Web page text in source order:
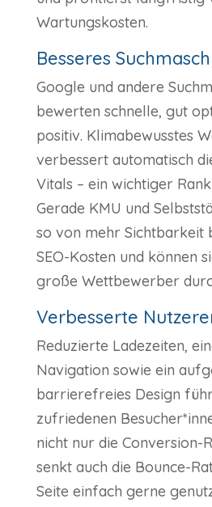
Wartungskosten.
Besseres
Google und andere
bewerten schnelle, gut
positiv. Klimabewusstes
verbessert automatisch
Vitals – ein wichtiger
Gerade KMU und
so von mehr Sichtbarkeit
SEO-Kosten und können
große Wettbewerber
Verbesserte
Reduzierte Ladezeiten,
Navigation sowie ein
barrierefreies Design
zufriedenen
nicht nur die Conversion-
senkt auch die Bounce-
Seite einfach gerne